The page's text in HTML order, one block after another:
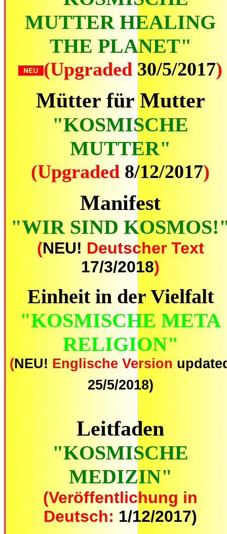
MUTTER HEALING
THE PLANET"
(Upgraded 30/5/2017)
Mütter für Mutter
"KOSMISCHE
MUTTER"
(Upgraded 8/12/2017)
Manifest
"WIR SIND
(NEU! Deutscher Text
17/3/2018)
Einheit in der Vielfalt
"KOSMISCHE META
RELIGION"
(NEU! Englische Version
25/5/2018)
Leitfaden
"KOSMISCHE
MEDIZIN"
(Veröffentlichung in
Deutsch:1/12/2017)